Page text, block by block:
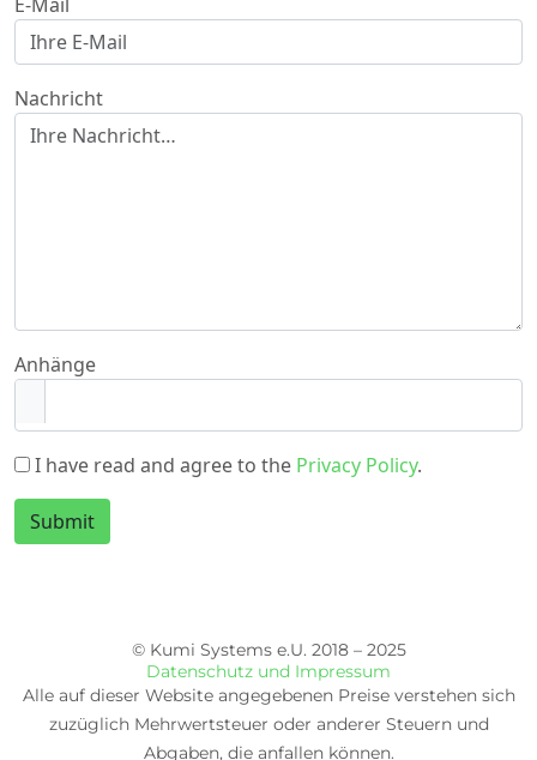
Nachricht
Anhänge
I have read and agree to the Privacy Policy.
Submit
© Kumi Systems e.U. 2018 – 2025
Datenschutz und Impressum
Alle auf dieser Website angegebenen Preise verstehen sich
zuzüglich Mehrwertsteuer oder anderer Steuern und
Abgaben, die anfallen können.